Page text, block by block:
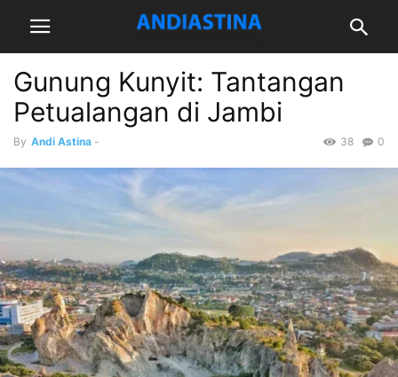
Gunung Kunyit: Tantangan
Petualangan di Jambi
By Andi Astina - 0
38